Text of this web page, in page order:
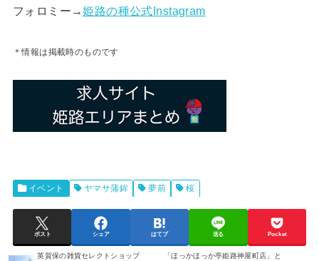
フォロミー→姫路の種公式Instagram
＊情報は掲載時のものです
イベント ヤマサ蒲鉾 夢前 桜
ポスト シェア はてブ 送る Pocket
英賀保の雑貨セレクトショップ
「ほっかほっか亭姫路神屋町店」と